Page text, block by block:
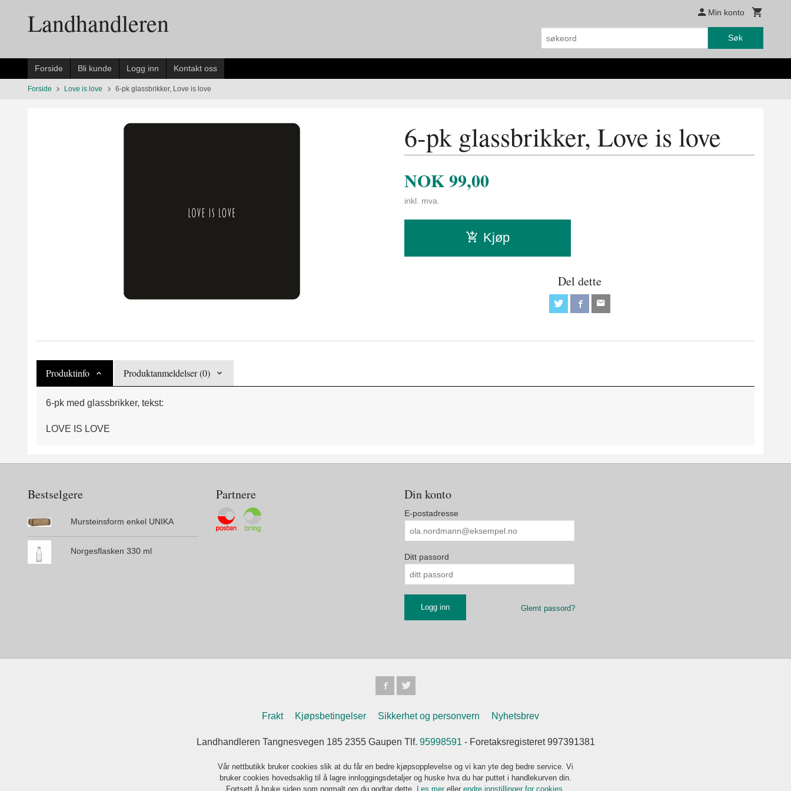
innholdetLandhandleren Min konto
Søk
Forside Bli kunde Logg inn Kontakt oss
Forside Love is love 6-pk glassbrikker, Love is love
6-pk glassbrikker, Love is love
NOK99,00
inkl. mva.
Kjøp
Del dette
Produktinfo Produktanmeldelser (0)
6-pk med glassbrikker, tekst:
LOVE IS LOVE
Bestselgere
Mursteinsform enkel UNIKA
Norgesflasken 330 ml
Partnere Din konto
E-postadresse
Ditt passord
Glemt passord?
Frakt Kjøpsbetingelser Sikkerhet og personvern Nyhetsbrev
Landhandleren Tangnesvegen 185 2355 Gaupen Tlf. 95998591 - Foretaksregisteret 997391381
Vår nettbutikk bruker cookies slik at du får en bedre kjøpsopplevelse og vi kan yte deg bedre service. Vi
bruker cookies hovedsaklig til å lagre innloggingsdetaljer og huske hva du har puttet i handlekurven din.
Fortsett å bruke siden som normalt om du godtar dette.
Les mer eller endre innstillinger for cookies.